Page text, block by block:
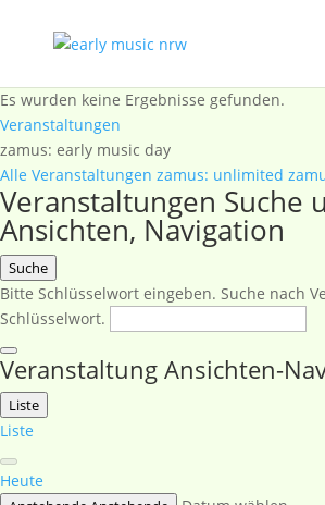
Es wurden keine Ergebnisse gefunden.
Veranstaltungen
zamus: early music day
Alle Veranstaltungen zamus: unlimited
Veranstaltungen Suche
Ansichten, Navigation
Suche
Bitte Schlüsselwort eingeben. Suche nach
Schlüsselwort.
Veranstaltung Ansichten-
Liste
Liste
Heute